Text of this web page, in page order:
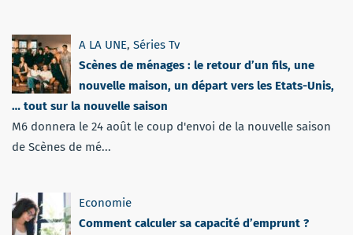
A LA UNE, Séries Tv
Scènes de ménages : le retour d’un fils, une
nouvelle maison, un départ vers les Etats-Unis,
… tout sur la nouvelle saison
M6 donnera le 24 août le coup d'envoi de la nouvelle saison
de Scènes de mé...
Economie
Comment calculer sa capacité d’emprunt ?